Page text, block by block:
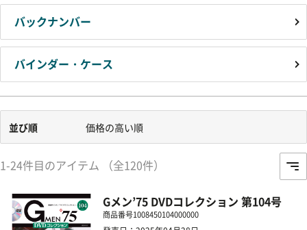
バックナンバー
バインダー・ケース
並び順 価格の高い順
1-24件目のアイテム （全120件）
Gメン’75 DVDコレクション 第104号
商品番号1008450104000000